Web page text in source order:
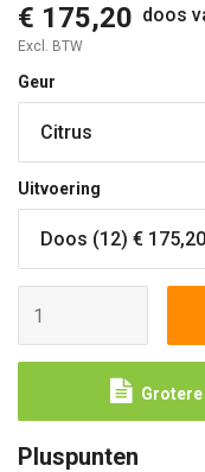
€ 175,20 doos
Excl. BTW
Geur
Uitvoering
Pluspunten